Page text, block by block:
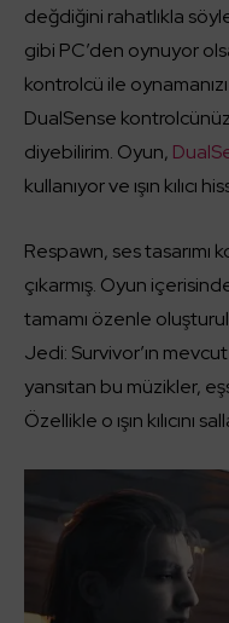
değdiğini rahatlıkla
gibi PC’den oynuyor
kontrolcü ile
DualSense
diyebilirim. Oyun,
kullanıyor ve ışın kılıcı
Respawn, ses tasarımı
çıkarmış. Oyun
tamamı özenle
Jedi: Survivor’ın
yansıtan bu müzikler,
Özellikle o ışın kılıcını